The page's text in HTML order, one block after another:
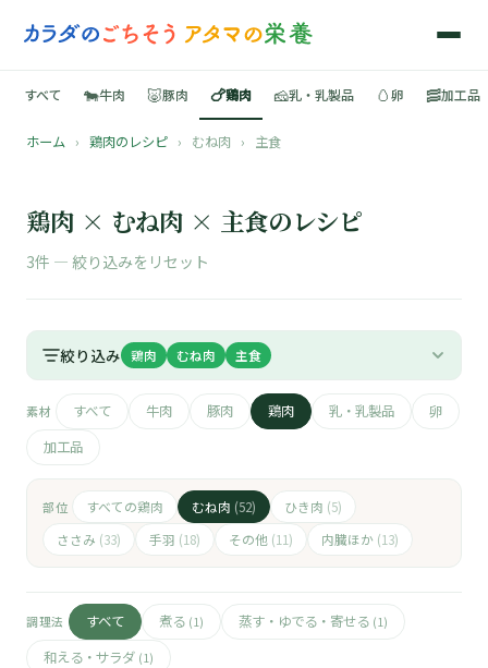
📚
🐄
🐷
🍗
すべて 🐄牛肉 🐷豚肉 🍗鶏肉 🧀乳・乳製品 🥚卵 🥓加工品
ホーム › 鶏肉のレシピ › むね肉 › 主食
鶏肉 × むね肉 × 主食のレシピ
3件 — 絞り込みをリセット
絞り込み 鶏肉 むね肉 主食
素材 すべて 牛肉 豚肉 鶏肉 乳・乳製品
卵
加工品
部位 すべての鶏肉 むね肉 (52) ひき肉 (5)
ささみ (33) 手羽 (18) その他 (11) 内臓ほか (13)
調理法 すべて 煮る (1) 蒸す・ゆでる・寄せる (1)
和える・サラダ (1)